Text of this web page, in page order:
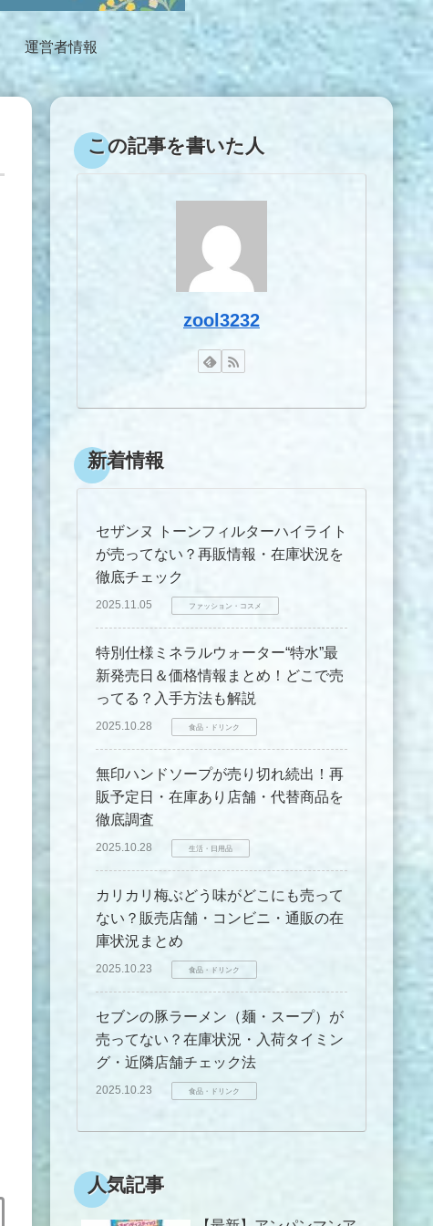
運営者情報
この記事を書いた人
zool3232
新着情報
セザンヌ トーンフィルターハイライト
が売ってない？再販情報・在庫状況を
徹底チェック
2025.11.05 ファッション・コスメ
特別仕様ミネラルウォーター“特水”最
新発売日＆価格情報まとめ！どこで売
ってる？入手方法も解説
2025.10.28 食品・ドリンク
無印ハンドソープが売り切れ続出！再
販予定日・在庫あり店舗・代替商品を
徹底調査
2025.10.28 生活・日用品
カリカリ梅ぶどう味がどこにも売って
ない？販売店舗・コンビニ・通販の在
庫状況まとめ
2025.10.23 食品・ドリンク
セブンの豚ラーメン（麺・スープ）が
売ってない？在庫状況・入荷タイミン
グ・近隣店舗チェック法
2025.10.23 食品・ドリンク
人気記事